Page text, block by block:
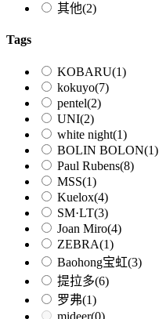
其他(2)
Tags
KOBARU(1)
kokuyo(7)
pentel(2)
UNI(2)
white night(1)
BOLIN BOLON(1)
Paul Rubens(8)
MSS(1)
Kuelox(4)
SM·LT(3)
Joan Miro(4)
ZEBRA(1)
Baohong宝虹(3)
提拉多(6)
罗弗(1)
mideer(0)